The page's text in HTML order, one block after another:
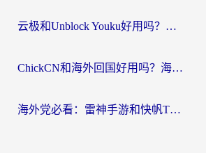
云极和Unblock Youku好用吗？海外党亲测+2026回国加速器避坑指南
ChickCN和海外回国好用吗？海外党2026亲测：从手游到影音，选对加速器的3个关键
海外党必看：雷神手游和快帆TV版好用吗？3步选对回国加速器不踩坑